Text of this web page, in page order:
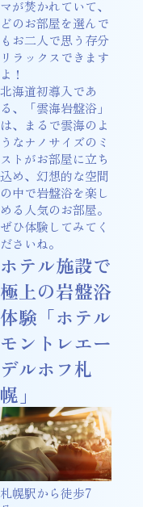
マが焚かれていて、
どのお部屋を選んで
もお二人で思う存分
リラックスできます
よ！
北海道初導入であ
る、「雲海岩盤浴」
は、まるで雲海のよ
うなナノサイズのミ
ストがお部屋に立ち
込め、幻想的な空間
の中で岩盤浴を楽し
める人気のお部屋。
ぜひ体験してみてく
ださいね。
ホテル施設で
極上の岩盤浴
体験「ホテル
モントレエー
デルホフ札
幌」
札幌駅から徒歩7